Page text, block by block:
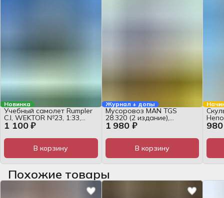
Новинка
1 100 ₽
Учебный самолет Rumpler
C.I, WEKTOR №23, 1:33,
журнал
В корзину
Журнал + допы
1 980 ₽
Мусоровоз MAN TGS
28.320 (2 издание),
WEKTOR №46, 1:32, набор
В корзину
Похожие товары